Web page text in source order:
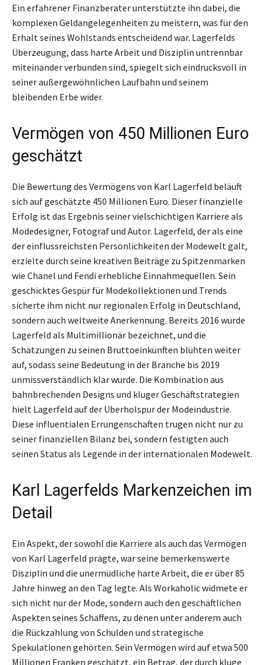
Ein erfahrener Finanzberater unterstützte ihn dabei, die
komplexen Geldangelegenheiten zu meistern, was für den
Erhalt seines Wohlstands entscheidend war. Lagerfelds
Überzeugung, dass harte Arbeit und Disziplin untrennbar
miteinander verbunden sind, spiegelt sich eindrucksvoll in
seiner außergewöhnlichen Laufbahn und seinem
bleibenden Erbe wider.
Vermögen von 450 Millionen Euro
geschätzt
Die Bewertung des Vermögens von Karl Lagerfeld beläuft
sich auf geschätzte 450 Millionen Euro. Dieser finanzielle
Erfolg ist das Ergebnis seiner vielschichtigen Karriere als
Modedesigner, Fotograf und Autor. Lagerfeld, der als eine
der einflussreichsten Persönlichkeiten der Modewelt galt,
erzielte durch seine kreativen Beiträge zu Spitzenmarken
wie Chanel und Fendi erhebliche Einnahmequellen. Sein
geschicktes Gespür für Modekollektionen und Trends
sicherte ihm nicht nur regionalen Erfolg in Deutschland,
sondern auch weltweite Anerkennung. Bereits 2016 wurde
Lagerfeld als Multimillionär bezeichnet, und die
Schätzungen zu seinen Bruttoeinkünften blühten weiter
auf, sodass seine Bedeutung in der Branche bis 2019
unmissverständlich klar wurde. Die Kombination aus
bahnbrechenden Designs und kluger Geschäftstrategien
hielt Lagerfeld auf der Überholspur der Modeindustrie.
Diese influentialen Errungenschaften trugen nicht nur zu
seiner finanziellen Bilanz bei, sondern festigten auch
seinen Status als Legende in der internationalen Modewelt.
Karl Lagerfelds Markenzeichen im
Detail
Ein Aspekt, der sowohl die Karriere als auch das Vermögen
von Karl Lagerfeld prägte, war seine bemerkenswerte
Disziplin und die unermüdliche harte Arbeit, die er über 85
Jahre hinweg an den Tag legte. Als Workaholic widmete er
sich nicht nur der Mode, sondern auch den geschäftlichen
Aspekten seines Schaffens, zu denen unter anderem auch
die Rückzahlung von Schulden und strategische
Spekulationen gehörten. Sein Vermögen wird auf etwa 500
Millionen Franken geschätzt, ein Betrag, der durch kluge